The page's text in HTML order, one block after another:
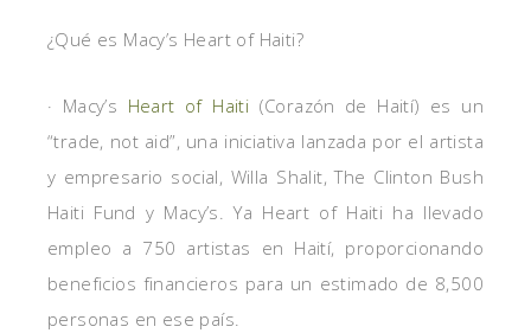
¿Qué es Macy’s Heart of Haiti?
· Macy’s Heart of Haiti (Corazón de Haití) es un
“trade, not aid”, una iniciativa lanzada por el artista
y empresario social, Willa Shalit, The Clinton Bush
Haiti Fund y Macy’s. Ya Heart of Haiti ha llevado
empleo a 750 artistas en Haití, proporcionando
beneficios financieros para un estimado de 8,500
personas en ese país.